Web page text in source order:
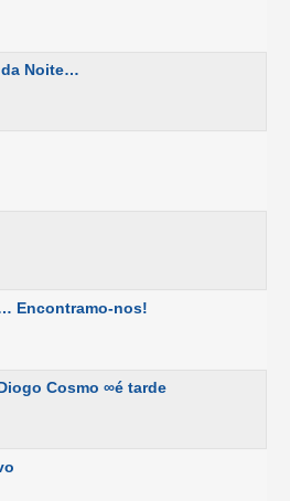
da Noite…
Encontramo-nos!
Cosmo ∞é tarde